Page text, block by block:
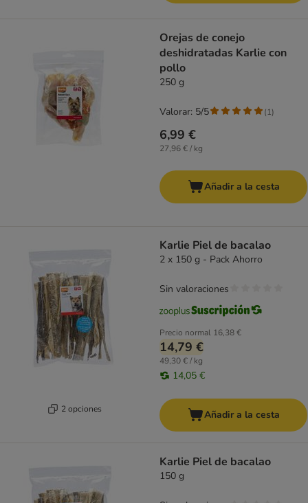
Orejas de conejo
deshidratadas Karlie con
pollo
250 g
6,99 €
27,96 € / kg
Valorar: 5/5 (1)
Añadir a la cesta
2 opciones
Karlie Piel de bacalao
2 x 150 g - Pack Ahorro
Precio normal 16,38 €
14,79 €
49,30 € / kg
14,05 €
Sin valoraciones
Añadir a la cesta
Karlie Piel de bacalao
150 g